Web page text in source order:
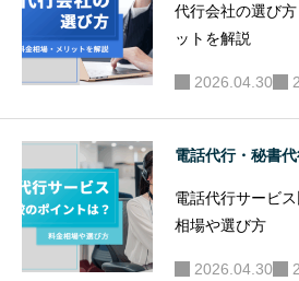
代行会社の選び
ットを解説
2026.04.30
電話代行・秘書
電話代行サービ
相場や選び方
2026.04.30